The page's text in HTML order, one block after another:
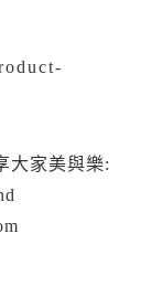
大家美與樂: